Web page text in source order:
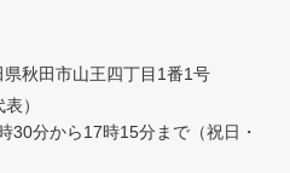
秋田市山王四丁目1番1号
）
30分から17時15分まで （祝日・